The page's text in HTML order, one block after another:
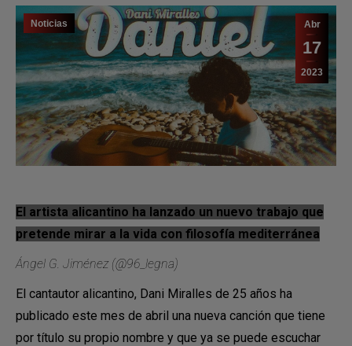
Abr
17
2023
Noticias
El artista alicantino ha lanzado un nuevo trabajo que
pretende mirar a la vida con filosofía mediterránea
Ángel G. Jiménez (@96_legna)
El cantautor alicantino, Dani Miralles de 25 años ha
publicado este mes de abril una nueva canción que tiene
por título su propio nombre y que ya se puede escuchar